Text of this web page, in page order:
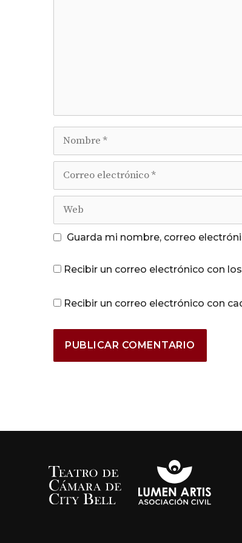
electrónico
Guarda mi nombre, correo
Recibir un correo electrónico con
Recibir un correo electrónico con